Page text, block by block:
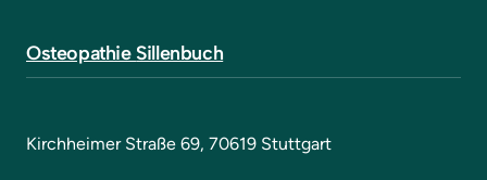
Osteopathie Sillenbuch
Kirchheimer Straße 69, 70619 Stuttgart